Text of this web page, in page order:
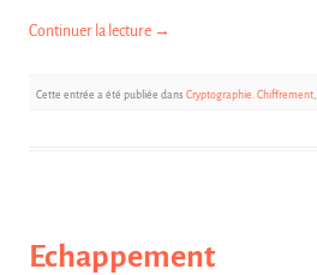
Continuer la lecture →
Cette entrée a été publiée dans Cryptographie. Chiffrement,
Echappement